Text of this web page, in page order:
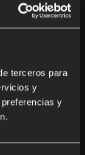
terceros para
y
y